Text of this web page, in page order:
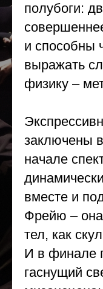
полубоги:
и способны
выражать
физику –
заключены
начале
вместе и
Фрейю – она
тел, как
И в финале
гаснущий